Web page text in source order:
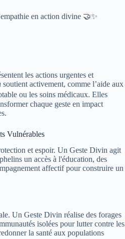
en action divine 🤝✨
les actions urgentes et
soutient activement, comme l’aide aux
ou les soins médicaux. Elles
chaque geste en impact
Vulnérables
et espoir. Un Geste Divin agit
un accès à l'éducation, des
affectif pour construire un
Un Geste Divin réalise des forages
isolées pour lutter contre les
la santé aux populations